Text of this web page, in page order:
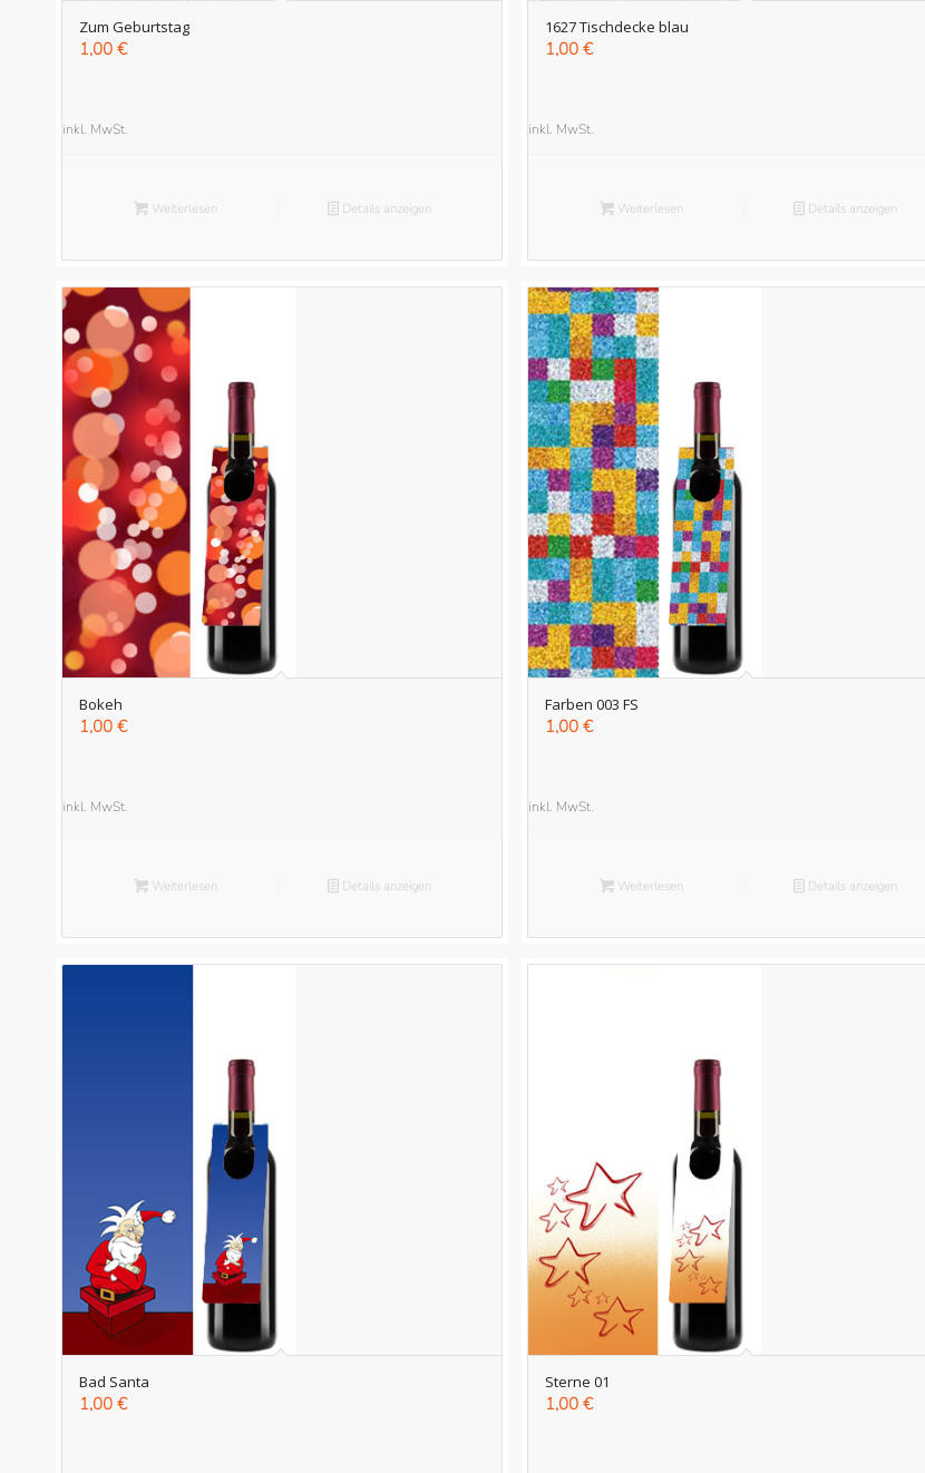
Zum Geburtstag
1,00 €
inkl. MwSt.
Weiterlesen Details anzeigen
1627 Tischdecke blau
1,00 €
inkl. MwSt.
Weiterlesen Details anzeigen
Bokeh
1,00 €
inkl. MwSt.
Weiterlesen Details anzeigen
Farben 003 FS
1,00 €
inkl. MwSt.
Weiterlesen Details anzeigen
Bad Santa
1,00 €
Sterne 01
1,00 €